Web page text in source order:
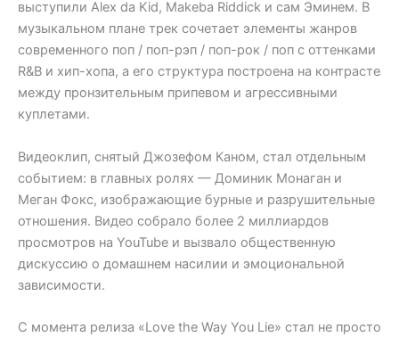
выступили Alex da Kid, Makeba Riddick и сам Эминем. В
музыкальном плане трек сочетает элементы жанров
современного поп / поп-рэп / поп-рок / поп с оттенками
R&B и хип-хопа, а его структура построена на контрасте
между пронзительным припевом и агрессивными
куплетами.
Видеоклип, снятый Джозефом Каном, стал отдельным
событием: в главных ролях — Доминик Монаган и
Меган Фокс, изображающие бурные и разрушительные
отношения. Видео собрало более 2 миллиардов
просмотров на YouTube и вызвало общественную
дискуссию о домашнем насилии и эмоциональной
зависимости.
С момента релиза «Love the Way You Lie» стал не просто